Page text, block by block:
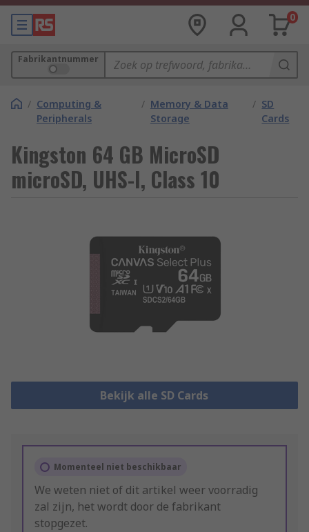
0
Fabrikantnummer
/ Computing &
Peripherals
/ Memory & Data
Storage
/ SD
Cards
Kingston 64 GB MicroSD
microSD, UHS-I, Class 10
Bekijk alle SD Cards
Momenteel niet beschikbaar
We weten niet of dit artikel weer voorradig
zal zijn, het wordt door de fabrikant
stopgezet.